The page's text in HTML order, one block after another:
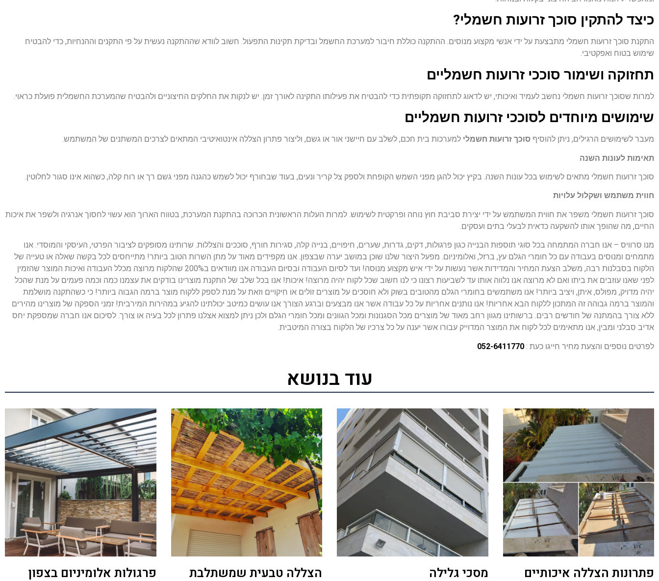
כיצד להתקין סוכך זרועות חשמלי?
התקנת סוכך זרועות חשמלי מתבצעת על ידי אנשי מקצוע מנוסים. ההתקנה כוללת חיבור למערכת החשמל ובדיקת תקינות התפעול. חשוב לוודא שההתקנה נעשית על פי התקנים וההנחיות, כדי להבטיח
שימוש בטוח ואפקטיבי.
תחזוקה ושימור סוככי זרועות חשמליים
למרות שסוכך זרועות חשמלי נחשב לעמיד ואיכותי, יש לדאוג לתחזוקה תקופתית כדי להבטיח את פעילותו התקינה לאורך זמן. יש לנקות את החלקים החיצוניים ולהבטיח שהמערכת החשמלית פועלת כראוי.
שימושים מיוחדים לסוככי זרועות חשמליים
מעבר לשימושים הרגילים, ניתן להוסיף סוכך זרועות חשמלי למערכות בית חכם, לשלב עם חיישני אור או גשם, וליצור פתרון הצללה אינטואיטיבי המתאים לצרכים המשתנים של המשתמש.
תאימות לעונות השנה
סוכך זרועות חשמלי מתאים לשימוש בכל עונות השנה. בקיץ יכול להגן מפני השמש הקופחת ולספק צל קריר ונעים, בעוד שבחורף יכול לשמש כהגנה מפני גשם רך או רוח קלה, כשהוא אינו סגור לחלוטין.
חווית משתמש ושקלול עלויות
סוכך זרועות חשמלי משפר את חווית המשתמש על ידי יצירת סביבת חוץ נוחה ופרקטית לשימוש. למרות העלות הראשונית הכרוכה בהתקנת המערכת, בטווח הארוך הוא עשוי לחסוך אנרגיה ולשפר את איכות
החיים, מה שהופך אותו להשקעה כדאית לבעלי בתים ועסקים.
מנו סרוויס – אנו חברה המתמחה בכל סוגי תוספות הבנייה כגון פרגולות, דקים, גדרות, שערים, חיפויים, בנייה קלה, סגירות חורף, סוככים והצללות. שרותינו מסופקים לציבור הפרטי, העיסקי והמוסדי. אנו
מתמחים ומנוסים בעבודה עם כל חומרי הגלם עץ, ברזל, ואלומיניום. מפעל היצור שלנו שוכן במושב יערה שבצפון. אנו מקפידים מאוד על מתן השרות הטוב ביותר! מתייחסים לכל בקשה שאלה או טעייה של
הלקוח בסבלנות רבה, משלב הצעת המחיר והמדידות אשר נעשות על ידי איש מקצוע מנוסה! ועד לסיום העבודה ובסיום העבודה אנו מוודאים ב200% שהלקוח מרוצה מכלל העבודה ואיכות המוצר שהזמין
לפני שאנו עוזבים את ביתו ואם לא מרוצה אנו נלווה אותו עד לשביעות רצונו כי לנו חשוב שכל לקוח יהיה מרוצה! איכות! אנו בכל שלב של התקנת מוצרינו בודקים את עצמנו כמה וכמה פעמים על מנת שהכל
יהיה מדויק, מפולס, איתן, ויציב ביותר! אנו משתמשים בחומרי הגלם מהטובים בשוק ולא חוסכים על מוצרים זולים או חיקויים וזאת על מנת לספק ללקוח מוצר ברמה הגבוה ביותר! כי כשהתקנה מושלמת
והמוצר ברמה גבוהה זה המתכון ללקוח הבא אחריות! אנו נותנים אחריות על כל עבודה אשר אנו מבצעים וברגע הצורך אנו עושים כמיטב יכולתינו להגיע במהירות המירבית! זמני הספקה של מוצרינו מהירים
ללא צורך בהמתנה של חודשים רבים. ברשותינו מגוון רחב מאוד של מוצרים מכל הסגנונות ומכל הגוונים ומכל חומרי הגלם ולכן ניתן למצוא אצלנו פתרון לכל בעיה או צורך. לסיכום אנו חברה שמספקת יחס
אדיב סבלני ומבין, אנו מתאימים לכל לקוח את המוצר המדוייק עבורו אשר יענה על כל צרכיו של הלקוח בצורה המיטבית.
לפרטים נוספים והצעת מחיר חייגו כעת : 052-6411770
עוד בנושא
פתרונות הצללה איכותיים
מסכי גלילה
הצללה טבעית שמשתלבת
פרגולות אלומיניום בצפון